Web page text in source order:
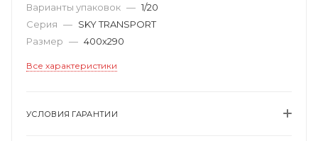
Варианты упаковок — 1/20
Серия — SKY TRANSPORT
Размер — 400х290
Все характеристики
УСЛОВИЯ ГАРАНТИИ